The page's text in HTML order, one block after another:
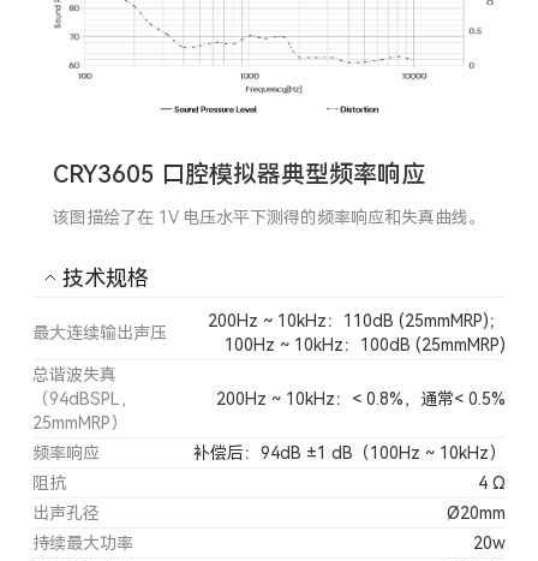
CRY3605 口腔模拟器典型频率响应
该图描绘了在 1V 电压水平下测得的频率响应和失真曲线。
技术规格
最大连续输出声压
200Hz ~ 10kHz：110dB (25mmMRP)；
100Hz ~ 10kHz：100dB (25mmMRP)
总谐波失真
（94dBSPL，
25mmMRP）
200Hz ~ 10kHz：< 0.8%，通常< 0.5%
频率响应
补偿后：94dB ±1 dB（100Hz ~ 10kHz）
阻抗
4 Ω
出声孔径
Ø20mm
持续最大功率
20w